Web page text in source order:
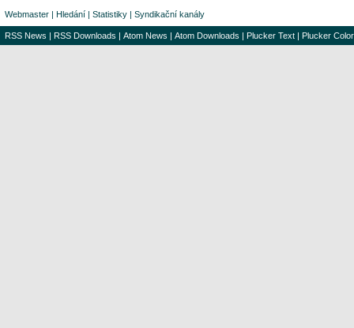
Webmaster | Hledání | Statistiky | Syndikační kanály
RSS News | RSS Downloads | Atom News | Atom Downloads | Plucker Text | Plucker Color